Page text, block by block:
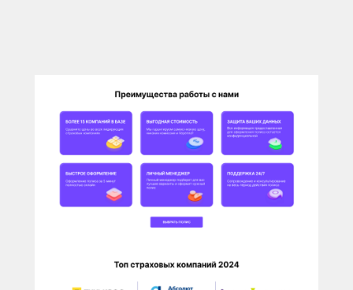
У ВАС ЕСТЬ САЙТ,
НО РЕКЛАМА НЕ ПРИНОСИТ
ЗАЯВОК?